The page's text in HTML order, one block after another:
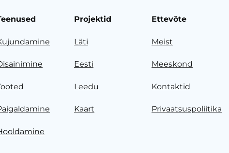
Projektid
Läti
Eesti
Leedu
Kaart
Ettevõte
Meist
Meeskond
Kontaktid
Privaatsuspoliitika